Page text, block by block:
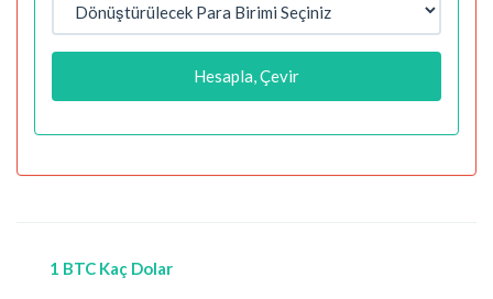
Hesapla, Çevir
1 BTC Kaç Dolar